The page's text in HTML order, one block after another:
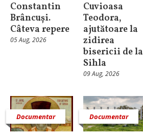
Constantin
Brâncuși.
Câteva repere
05 Aug, 2026
Cuvioasa
Teodora,
ajutătoare la
zidirea
bisericii de la
Sihla
09 Aug, 2026
Documentar Documentar